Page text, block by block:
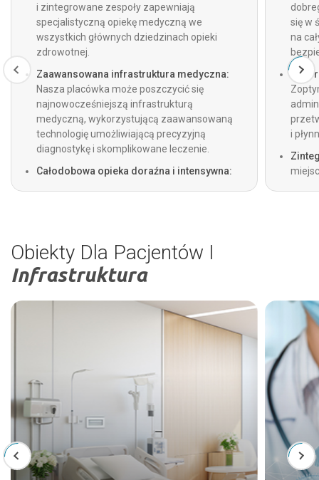
i zintegrowane zespoły zapewniają
specjalistyczną opiekę medyczną we
wszystkich głównych dziedzinach opieki
zdrowotnej.
Zaawansowana infrastruktura medyczna:
Nasza placówka może poszczycić się
najnowocześniejszą infrastrukturą
medyczną, wykorzystującą zaawansowaną
technologię umożliwiającą precyzyjną
diagnostykę i skomplikowane leczenie.
Całodobowa opieka doraźna i intensywna:
się w
na
i
Obiekty Dla Pacjentów I
Infrastruktura